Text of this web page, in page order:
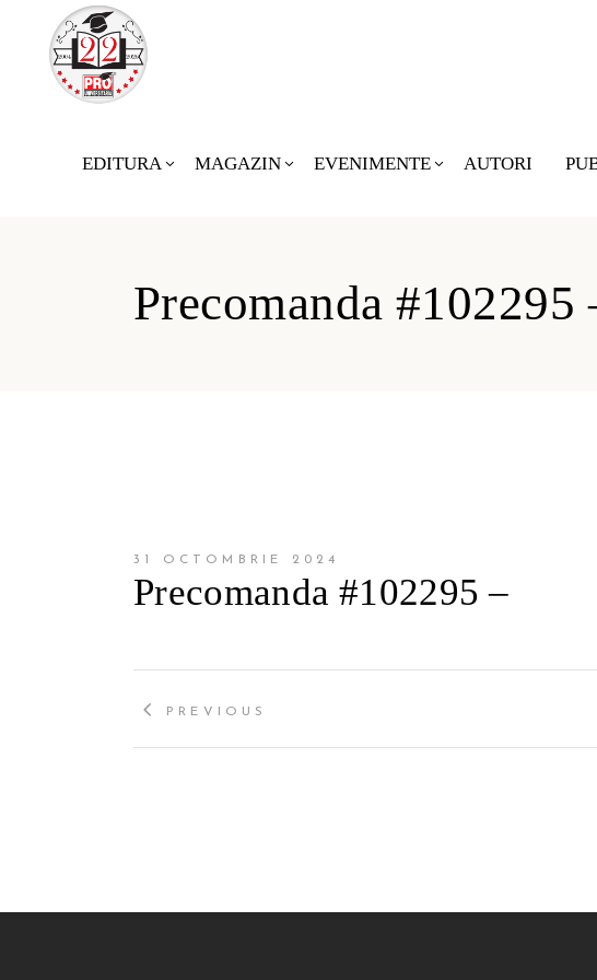
EDITURA MAGAZIN EVENIMENTE AUTORI
Precomanda #102295
31 OCTOMBRIE 2024
Precomanda #102295 –
PREVIOUS